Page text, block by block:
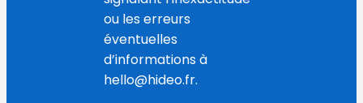
ou les erreurs
éventuelles
d’informations à
hello@hideo.fr.